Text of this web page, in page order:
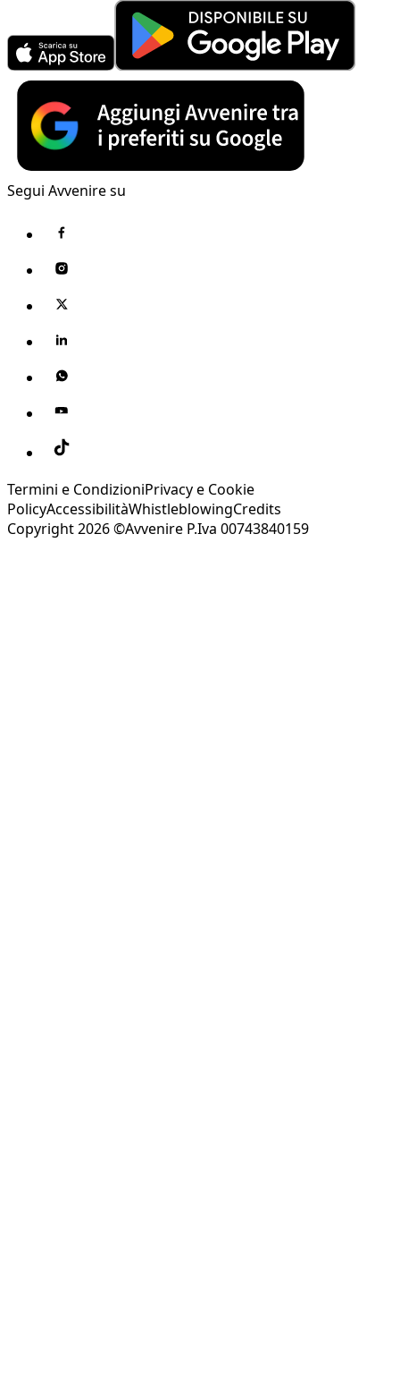
Segui Avvenire su
Termini e CondizioniPrivacy e Cookie
PolicyAccessibilitàWhistleblowingCredits
Copyright 2026 ©Avvenire P.Iva 00743840159